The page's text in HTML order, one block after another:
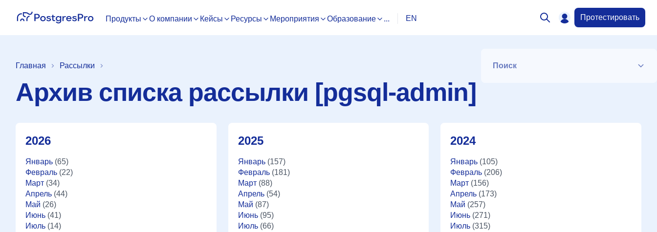
Продукты О компании Кейсы Ресурсы Мероприятия Образование ... EN Протестировать
Главная Рассылки
Архив списка рассылки [pgsql-admin]
Поиск
Сортировка
2026
Январь (65)
Февраль (22)
Март (34)
Апрель (44)
Май (26)
Июнь (41)
Июль (14)
2025
Январь(157)
Февраль(181)
Март(88)
Апрель(54)
Май (87)
Июнь(95)
Июль(66)
2024
Январь (105)
Февраль (206)
Март (156)
Апрель (173)
Май (257)
Июнь (271)
Июль (315)